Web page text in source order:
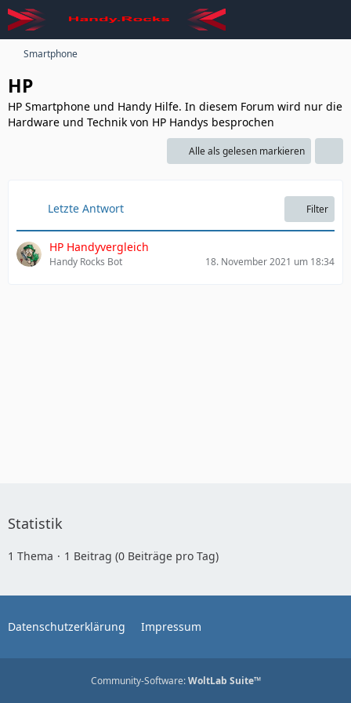
Smartphone
HP
HP Smartphone und Handy Hilfe. In diesem Forum wird nur die
Hardware und Technik von HP Handys besprochen
Alle als gelesen markieren
Letzte Antwort Filter
HP Handyvergleich
Handy Rocks Bot 18. November 2021 um 18:34
Statistik
1 Thema 1 Beitrag (0 Beiträge pro Tag)
Datenschutzerklärung Impressum
Community-Software:WoltLab Suite™